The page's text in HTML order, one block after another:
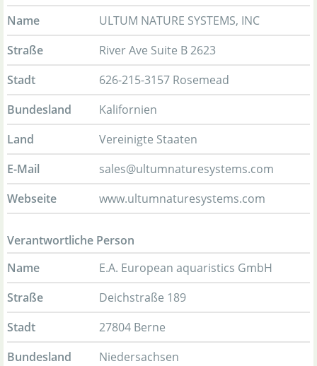
Name
ULTUM NATURE SYSTEMS, INC
Straße
River Ave Suite B 2623
Stadt
626-215-3157 Rosemead
Bundesland
Kalifornien
Land
Vereinigte Staaten
E-Mail
sales@ultumnaturesystems.com
Webseite
www.ultumnaturesystems.com
Verantwortliche Person
Name
E.A. European aquaristics GmbH
Straße
Deichstraße 189
Stadt
27804 Berne
Bundesland
Niedersachsen